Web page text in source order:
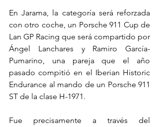
En Jarama, la categoría será reforzada
con otro coche, un Porsche 911 Cup de
Lan GP Racing que será compartido por
Ángel Lanchares y Ramiro García-
Pumarino, una pareja que el año
pasado compitió en el Iberian Historic
Endurance al mando de un Porsche 911
ST de la clase H-1971.
Fue precisamente a través del